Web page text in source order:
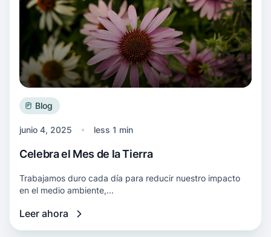
Blog
junio 4, 2025 less 1 min
Celebra el Mes de la Tierra
Trabajamos duro cada día para reducir nuestro impacto
en el medio ambiente,...
Leer ahora